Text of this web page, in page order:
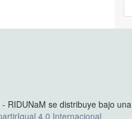
RIDUNaM se distribuye bajo una
4.0 Internacional